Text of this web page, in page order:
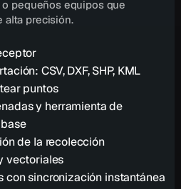
pequeños equipos que
alta precisión.
CSV, DXF, SHP, KML
puntos
y herramienta de
de la recolección
vectoriales
con sincronización instantánea